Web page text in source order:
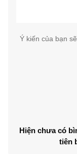
Ý kiến của bạn
Hiện chưa có
tiên